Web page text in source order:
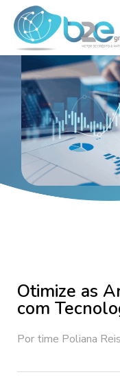
Otimize as
com
Por time Poliana Reis